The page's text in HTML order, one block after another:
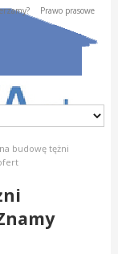
Prawo prasowe
budowę tężni